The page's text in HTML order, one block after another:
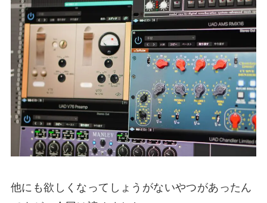
他にも欲しくなってしょうがないやつがあったん